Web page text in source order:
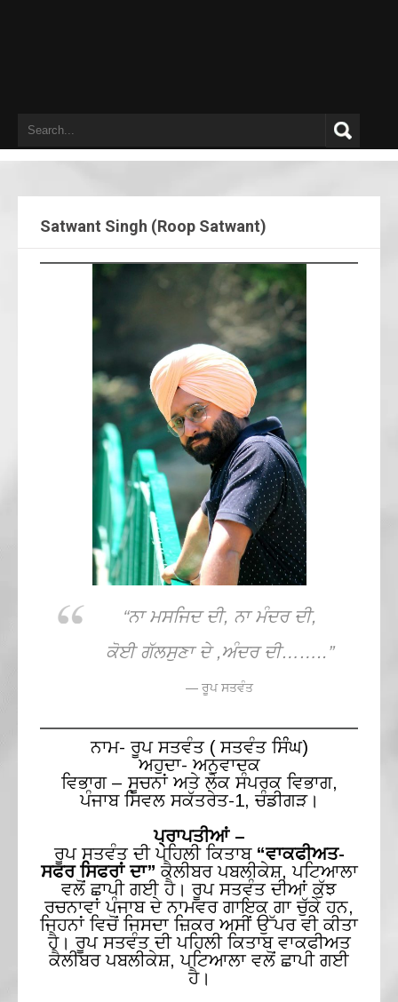
Satwant Singh (Roop Satwant)
“ਨਾ ਮਸਜਿਦ ਦੀ, ਨਾ ਮੰਦਰ ਦੀ,
ਕੋਈ ਗੱਲਸੁਣਾ ਦੇ ,ਅੰਦਰ ਦੀ……..”
— ਰੂਪ ਸਤਵੰਤ
ਨਾਮ- ਰੂਪ ਸਤਵੰਤ ( ਸਤਵੰਤ ਸਿੰੰਘ)
ਅਹੁਦਾ- ਅਨੁਵਾਦਕ
ਵਿਭਾਗ – ਸੂਚਨਾਂ ਅਤੇ ਲੋਕ ਸੰਪਰਕ ਵਿਭਾਗ,
ਪੰਜਾਬ ਸਿਵਲ ਸਕੱਤਰੇਤ-1, ਚੰਡੀਗੜ।
ਪ੍ਰਾਪਤੀਆਂ –
ਰੂਪ ਸਤਵੰਤ ਦੀ ਪਹਿਲੀ ਕਿਤਾਬ “ਵਾਕਫੀਅਤ-
ਸਫਰ ਸਿਫਰਾਂ ਦਾ” ਕੈਲੀਬਰ ਪਬਲੀਕੇਸ਼, ਪਟਿਆਲਾ
ਵਲੋਂ ਛਾਪੀ ਗਈ ਹੈ। ਰੂਪ ਸਤਵੰਤ ਦੀਆਂ ਕੁੱਝ
ਰਚਨਾਵਾਂ ਪੰਜਾਬ ਦੇ ਨਾਮਵਰ ਗਾਇਕ ਗਾ ਚੁੱਕੇ ਹਨ,
ਜਿਹਨਾਂ ਵਿਚੋਂ ਜਿਸਦਾ ਜ਼ਿਕਰ ਅਸੀਂ ਉੱਪਰ ਵੀ ਕੀਤਾ
ਹੈ। ਰੂਪ ਸਤਵੰਤ ਦੀ ਪਹਿਲੀ ਕਿਤਾਬ ਵਾਕਫੀਅਤ
ਕੈਲੀਬਰ ਪਬਲੀਕੇਸ਼, ਪਟਿਆਲਾ ਵਲੋਂ ਛਾਪੀ ਗਈ
ਹੈ।